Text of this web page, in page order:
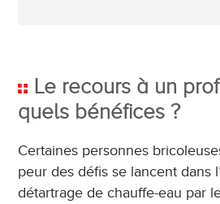
Le recours à un
quels bénéfices ?
Certaines personnes
peur des défis se lancent dans
détartrage de chauffe-eau par